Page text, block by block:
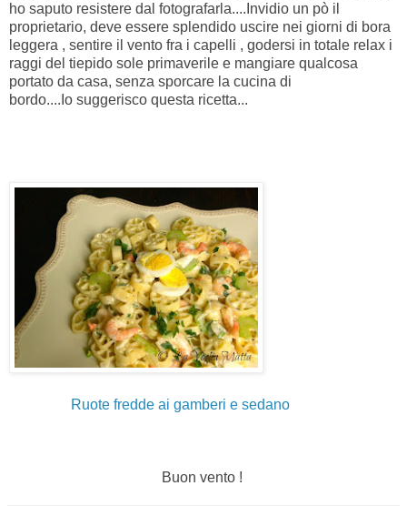
ho saputo resistere dal fotografarla....Invidio un pò il
proprietario, deve essere splendido uscire nei giorni di bora
leggera , sentire il vento fra i capelli , godersi in totale relax i
raggi del tiepido sole primaverile e mangiare qualcosa
portato da casa, senza sporcare la cucina di
bordo....Io suggerisco questa ricetta...
Ruote fredde ai gamberi e sedano
Buon vento !